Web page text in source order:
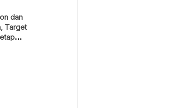
dan
Target